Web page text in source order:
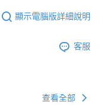
顯示電腦版詳細說明
客服
查看全部